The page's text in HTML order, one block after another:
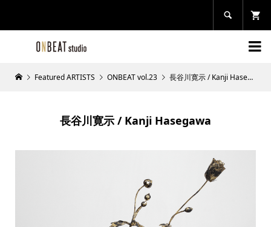


Featured ARTISTS ONBEAT vol.23 長谷川寛示 / Kanji Hasegawa
長谷川寛示 / Kanji Hasegawa